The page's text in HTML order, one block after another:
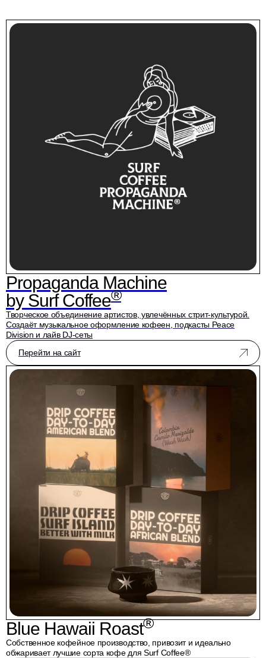
Propaganda Machine
by Surf Coffee®
Творческое объединение артистов, увлечённых стрит-культурой.
Создаёт музыкальное оформление кофеен, подкасты Peace
Division и лайв DJ-сеты
Перейти на сайт
Blue Hawaii Roast®
Собственное кофейное производство, привозит и идеально
обжаривает лучшие сорта кофе для Surf Coffee®